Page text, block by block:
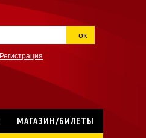
ок
Регистрация
МАГАЗИН/БИЛЕТЫ